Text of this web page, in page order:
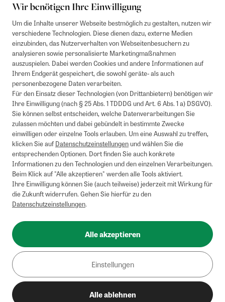
Wir benötigen Ihre Einwilligung
Um die Inhalte unserer Webseite bestmöglich zu gestalten, nutzen wir
verschiedene Technologien. Diese dienen dazu, externe Medien
einzubinden, das Nutzerverhalten von Webseitenbesuchern zu
analysieren sowie personalisierte Marketingmaßnahmen
auszuspielen. Dabei werden Cookies und andere Informationen auf
Ihrem Endgerät gespeichert, die sowohl geräte- als auch
personenbezogene Daten verarbeiten.
Für den Einsatz dieser Technologien (von Drittanbietern) benötigen wir
Ihre Einwilligung (nach § 25 Abs. 1 TDDDG und Art. 6 Abs. 1 a) DSGVO).
Sie können selbst entscheiden, welche Datenverarbeitungen Sie
zulassen möchten und dabei gebündelt in bestimmte Zwecke
einwilligen oder einzelne Tools erlauben. Um eine Auswahl zu treffen,
klicken Sie aufDatenschutzeinstellungenund wählen Sie die
entsprechenden Optionen. Dort finden Sie auch konkrete
Informationen zu den Technologien und den einzelnen Verarbeitungen.
Beim Klick auf "Alle akzeptieren" werden alle Tools aktiviert.
Ihre Einwilligung können Sie (auch teilweise) jederzeit mit Wirkung für
die Zukunft widerrufen. Gehen Sie hierfür zu den
Datenschutzeinstellungen.
Alle akzeptieren
Einstellungen
Alle ablehnen